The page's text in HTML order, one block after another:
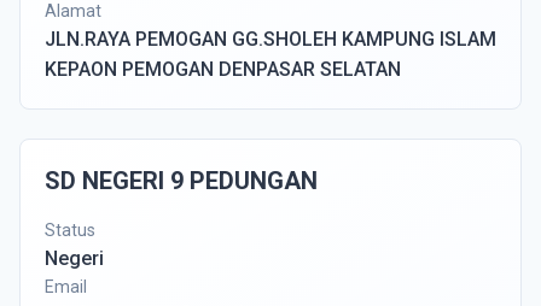
Alamat
JLN.RAYA PEMOGAN GG.SHOLEH KAMPUNG ISLAM
KEPAON PEMOGAN DENPASAR SELATAN
SD NEGERI 9 PEDUNGAN
Status
Negeri
Email